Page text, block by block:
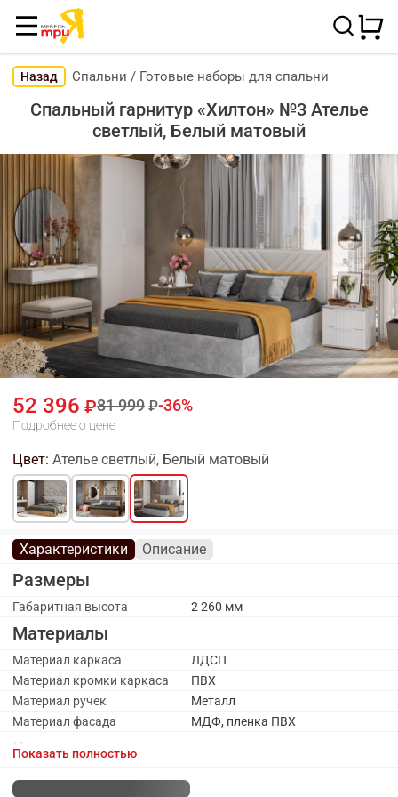
Назад Спальни / Готовые наборы для спальни
Спальный гарнитур «Хилтон» №3 Ателье
светлый, Белый матовый
52 396 81 999 36
Подробнее о цене
Цвет: Ателье светлый, Белый матовый
Характеристики Описание
Размеры
Габаритная высота 2 260 мм
Материалы
Материал каркаса
ЛДСП
Материал кромки каркаса
ПВХ
Материал ручек
Металл
Материал фасада
МДФ, пленка ПВХ
Каркас
Показать полностью